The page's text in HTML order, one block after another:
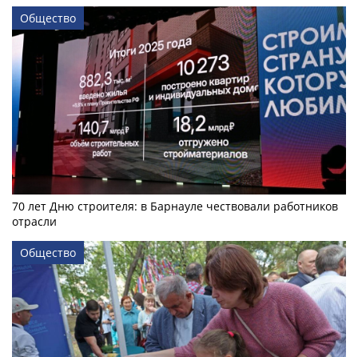
Общество
70 лет Дню строителя: в Барнауле чествовали работников
отрасли
Общество